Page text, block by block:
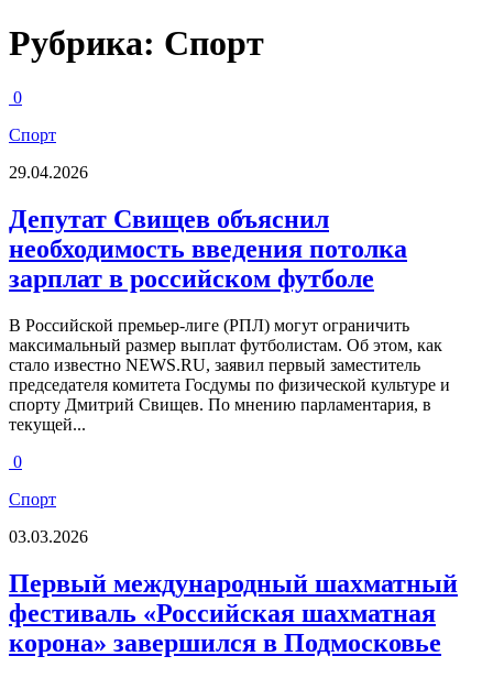
Рубрика: Спорт
0
Спорт
29.04.2026
Депутат Свищев объяснил
необходимость введения потолка
зарплат в российском футболе
В Российской премьер-лиге (РПЛ) могут ограничить
максимальный размер выплат футболистам. Об этом, как
стало известно NEWS.RU, заявил первый заместитель
председателя комитета Госдумы по физической культуре и
спорту Дмитрий Свищев. По мнению парламентария, в
текущей...
0
Спорт
03.03.2026
Первый международный шахматный
фестиваль «Российская шахматная
корона» завершился в Подмосковье